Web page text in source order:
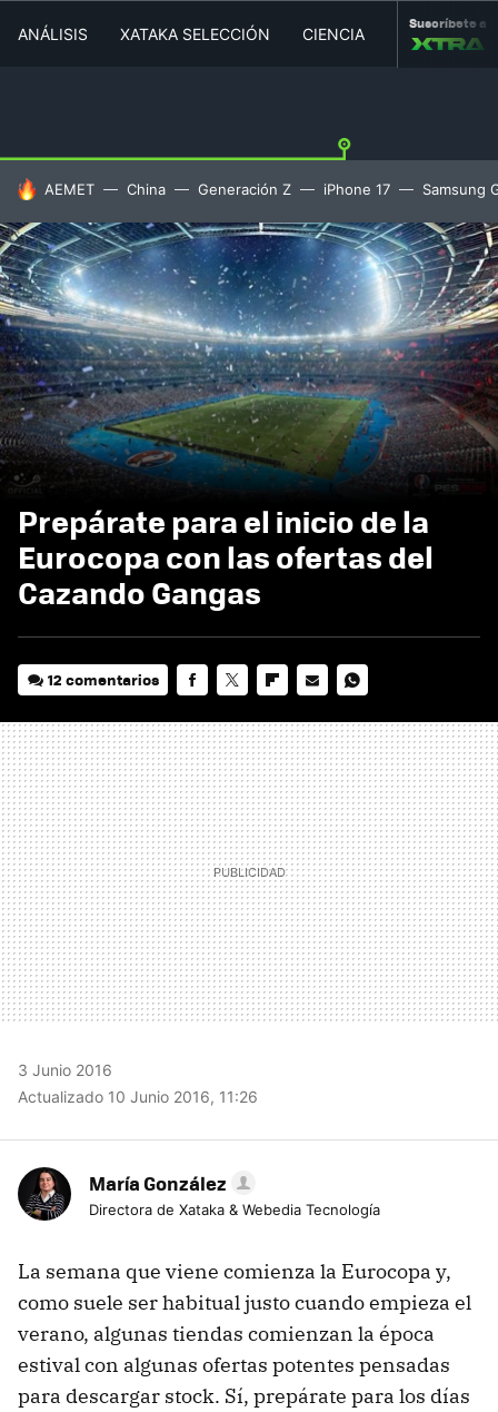
ANÁLISIS XATAKA SELECCIÓN CIENCIA MOVILIDAD
Suscríbete a
HOY SE HABLA DE
AEMET China Generación Z iPhone 17 Samsung
Prepárate para el inicio de la
Eurocopa con las ofertas del
Cazando Gangas
12 comentarios
MAIL
3 Junio 2016
Actualizado 10 Junio 2016, 11:26
María González
Directora de Xataka & Webedia Tecnología
La semana que viene comienza la Eurocopa y,
como suele ser habitual justo cuando empieza el
verano, algunas tiendas comienzan la época
estival con algunas ofertas potentes pensadas
para descargar stock. Sí, prepárate para los días